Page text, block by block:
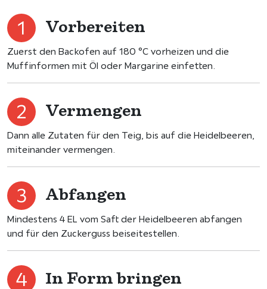
Vorbereiten
Zuerst den Backofen auf 180 °C vorheizen und die
Muffinformen mit Öl oder Margarine einfetten.
Vermengen
Dann alle Zutaten für den Teig, bis auf die Heidelbeeren,
miteinander vermengen.
Abfangen
Mindestens 4 EL vom Saft der Heidelbeeren abfangen
und für den Zuckerguss beiseitestellen.
In Form bringen